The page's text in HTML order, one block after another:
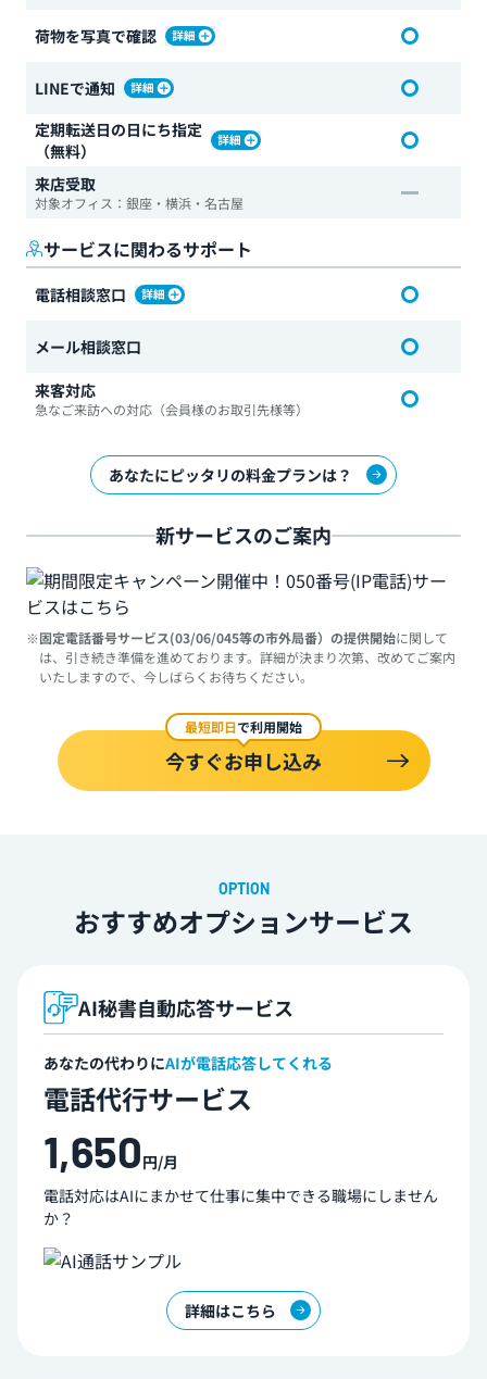
荷物を写真で確認
LINEで通知
定期転送日の日にち指定
（無料）
来店受取
対象オフィス：銀座・横浜・名古屋
サービスに関わるサポート
電話相談窓口
メール相談窓口
来客対応
急なご来訪への対応（会員様のお取引先様等）
あなたにピッタリの料金プランは？
新サービスのご案内
固定電話番号サービス(03/06/045等の市外局番）の提供開始に関して
は、引き続き準備を進めております。詳細が決まり次第、改めてご案内
いたしますので、今しばらくお待ちください。
最短即日で利用開始
今すぐお申し込み
おすすめオプションサービス
AI秘書自動応答サービス
あなたの代わりにAIが電話応答してくれる
電話代行サービス
1,650円/月
電話対応はAIにまかせて仕事に集中できる職場に しません
か？
詳細はこちら